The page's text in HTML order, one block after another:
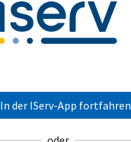
In der IServ-App fortfahren